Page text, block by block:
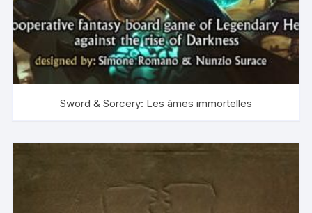
Sword & Sorcery: Les âmes immortelles